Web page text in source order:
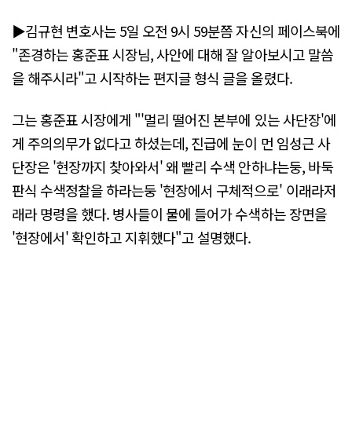
▶김규현 변호사는 5일 오전 9시 59분쯤 자신의 페이스북에
"존경하는 홍준표 시장님, 사안에 대해 잘 알아보시고 말씀
을 해주시라"고 시작하는 편지글 형식 글을 올렸다.
그는 홍준표 시장에게 "'멀리 떨어진 본부에 있는 사단장'에
게 주의의무가 없다고 하셨는데, 진급에 눈이 먼 임성근 사
단장은 '현장까지 찾아와서' 왜 빨리 수색 안하냐는둥, 바둑
판식 수색정찰을 하라는둥 '현장에서 구체적으로' 이래라저
래라 명령을 했다. 병사들이 물에 들어가 수색하는 장면을
'현장에서' 확인하고 지휘했다"고 설명했다.